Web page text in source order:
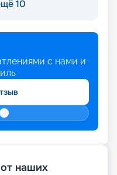
10
с нами и
наших